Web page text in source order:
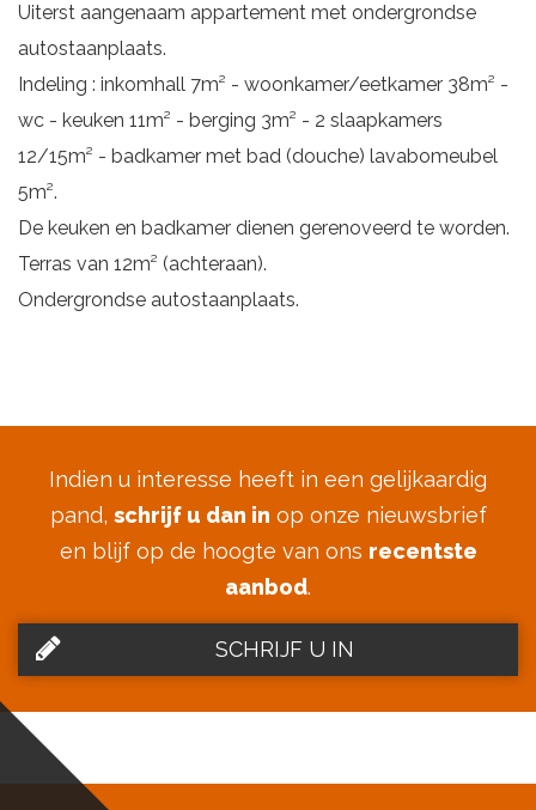
Uiterst aangenaam appartement met ondergrondse
autostaanplaats.
Indeling : inkomhall 7m² - woonkamer/eetkamer 38m² -
wc - keuken 11m² - berging 3m² - 2 slaapkamers
12/15m² - badkamer met bad (douche) lavabomeubel
5m².
De keuken en badkamer dienen gerenoveerd te worden.
Terras van 12m² (achteraan).
Ondergrondse autostaanplaats.
Indien u interesse heeft in een gelijkaardig
pand, schrijf u dan in op onze nieuwsbrief
en blijf op de hoogte van ons recentste
aanbod.
SCHRIJF U IN